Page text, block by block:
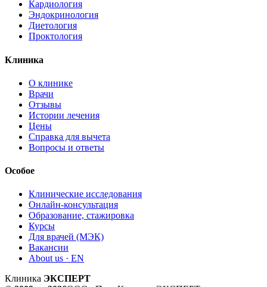
Кардиология
Эндокринология
Диетология
Проктология
Клиника
О клинике
Врачи
Отзывы
Истории лечения
Цены
Справка для вычета
Вопросы и ответы
Особое
Клинические исследования
Онлайн-консультация
Образование, стажировка
Курсы
Для врачей (МЭК)
Вакансии
About us · EN
Клиника ЭКСПЕРТ